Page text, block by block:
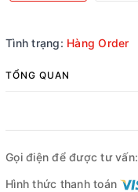
Tình trạng: Hàng Order
TỔNG QUAN
Gọi điện để được tư vấn:
Hình thức thanh toán